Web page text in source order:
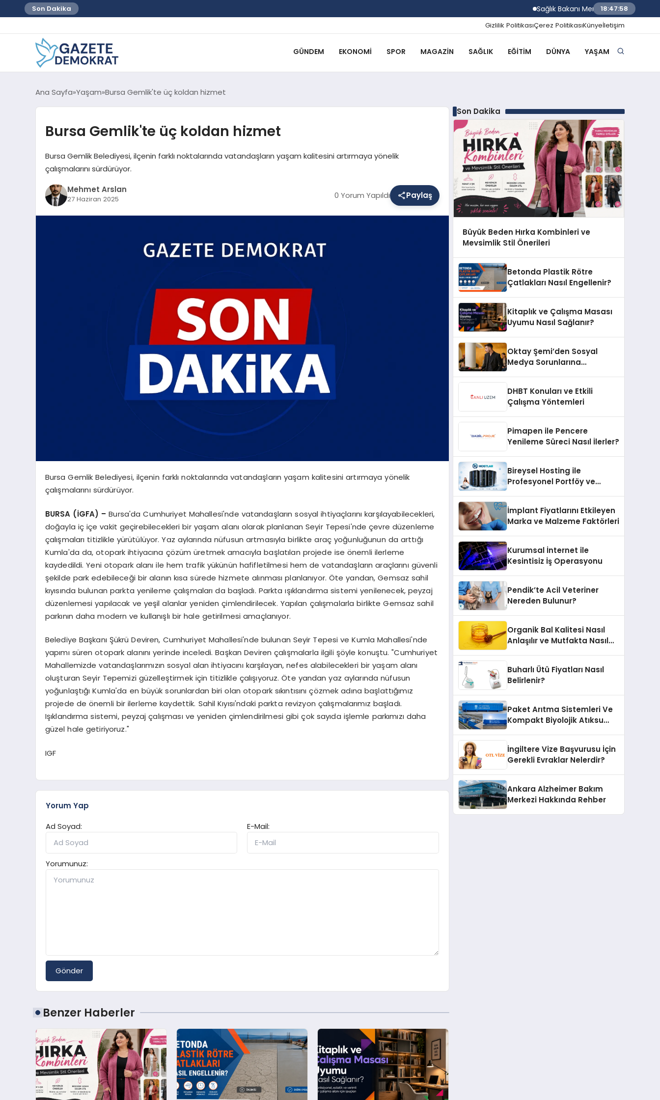
Son Dakika Sağlık Bakanı Memişoğlu Yerli Kalp
18:47:59
Gizlilik PolitikasıÇerez PolitikasıKünyeİletişim
GÜNDEM EKONOMI SPOR MAGAZIN SAĞLIK EĞITIM DÜNYA YAŞAM
Ana Sayfa Yaşam Bursa Gemlik'te üç koldan hizmet
Bursa Gemlik'te üç koldan hizmet
Bursa Gemlik Belediyesi, ilçenin farklı noktalarında vatandaşların yaşam kalitesini artırmaya yönelik
çalışmalarını sürdürüyor.
Mehmet Arslan
27 Haziran 2025 0 Yorum Yapıldı Paylaş
Bursa Gemlik Belediyesi, ilçenin farklı noktalarında vatandaşların yaşam kalitesini artırmaya yönelik
çalışmalarını sürdürüyor.
BURSA (İGFA) –Bursa'da Cumhuriyet Mahallesi'nde vatandaşların sosyal ihtiyaçlarını karşılayabilecekleri,
doğayla iç içe vakit geçirebilecekleri bir yaşam alanı olarak planlanan Seyir Tepesi'nde çevre düzenleme
çalışmaları titizlikle yürütülüyor. Yaz aylarında nüfusun artmasıyla birlikte araç yoğunluğunun da arttığı
Kumla'da da, otopark ihtiyacına çözüm üretmek amacıyla başlatılan projede ise önemli ilerleme
kaydedildi. Yeni otopark alanı ile hem trafik yükünün hafifletilmesi hem de vatandaşların araçlarını güvenli
şekilde park edebileceği bir alanın kısa sürede hizmete alınması planlanıyor. Öte yandan, Gemsaz sahil
kıyısında bulunan parkta yenileme çalışmaları da başladı. Parkta ışıklandırma sistemi yenilenecek, peyzaj
düzenlemesi yapılacak ve yeşil alanlar yeniden çimlendirilecek. Yapılan çalışmalarla birlikte Gemsaz sahil
parkının daha modern ve kullanışlı bir hale getirilmesi amaçlanıyor.
Belediye Başkanı Şükrü Deviren, Cumhuriyet Mahallesi'nde bulunan Seyir Tepesi ve Kumla Mahallesi'nde
yapımı süren otopark alanını yerinde inceledi. Başkan Deviren çalışmalarla ilgili şöyle konuştu. "Cumhuriyet
Mahallemizde vatandaşlarımızın sosyal alan ihtiyacını karşılayan, nefes alabilecekleri bir yaşam alanı
oluşturan Seyir Tepemizi güzelleştirmek için titizlikle çalışıyoruz. Öte yandan yaz aylarında nüfusun
yoğunlaştığı Kumla'da en büyük sorunlardan biri olan otopark sıkıntısını çözmek adına başlattığımız
projede de önemli bir ilerleme kaydettik. Sahil Kıyısı'ndaki parkta revizyon çalışmalarımız başladı.
Işıklandırma sistemi, peyzaj çalışması ve yeniden çimlendirilmesi gibi çok sayıda işlemle parkımızı daha
güzel hale getiriyoruz."
IGF
Yorum Yap
Ad Soyad:
E-Mail:
Yorumunuz:
Gönder
Benzer Haberler
Son Dakika
Büyük Beden Hırka Kombinleri ve
Mevsimlik Stil Önerileri
Betonda Plastik Rötre
Çatlakları Nasıl Engellenir?
Kitaplık ve Çalışma Masası
Uyumu Nasıl Sağlanır?
Oktay Şemi’den Sosyal
Medya Sorunlarına
DHBT Konuları ve Etkili
Çalışma Yöntemleri
Pimapen ile Pencere
Yenileme Süreci Nasıl İlerler?
Bireysel Hosting ile
Profesyonel Portföy ve
İmplant Fiyatlarını Etkileyen
Marka ve Malzeme Faktörleri
Kurumsal İnternet ile
Kesintisiz İş Operasyonu
Pendik’te Acil Veteriner
Nereden Bulunur?
Organik Bal Kalitesi Nasıl
Anlaşılır ve Mutfakta Nasıl
Buharlı Ütü Fiyatları Nasıl
Belirlenir?
Paket Arıtma Sistemleri Ve
Kompakt Biyolojik Atıksu
İngiltere Vize Başvurusu İçin
Gerekli Evraklar Nelerdir?
Ankara Alzheimer Bakım
Merkezi Hakkında Rehber